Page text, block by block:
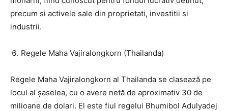
precum si activele sale din proprietati, investitii si
industrii.
Regele Maha Vajiralongkorn (Thailanda)
Regele Maha Vajiralongkorn al Thailanda se clasează pe
locul al șaselea, cu o avere netă de aproximativ 30 de
milioane de dolari. El este fiul regelui Bhumibol Adulyadej